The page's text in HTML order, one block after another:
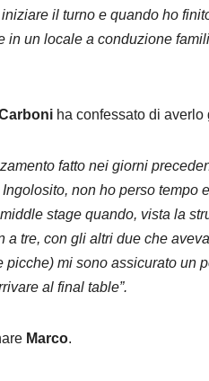
il turno e quando ho
un locale a conduzione
ha confessato di
fatto nei giorni
non ho perso tempo
stage quando, vista la
tre, con gli altri due che
mi sono assicurato un
al final table”.
Marco.